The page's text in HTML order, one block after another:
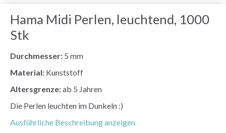
Hama Midi Perlen, leuchtend, 1000
Stk
Durchmesser: 5 mm
Material: Kunststoff
Altersgrenze:ab 5 Jahren
Die Perlen leuchten im Dunkeln :)
Ausführliche Beschreibung anzeigen